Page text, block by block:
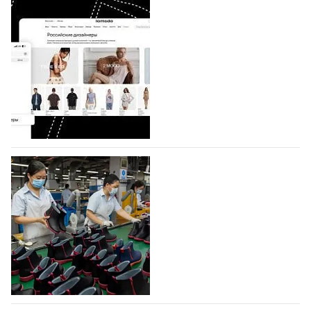
BALLINA представит свои новинки на Euro
Shoes
Компания BALLINA Guangzhou Lihuang Footwear
Co., Ltd., основанная в 2011 году и расположенная в
Гуанчжоу, столице моды Китая, является
профессиональной обувной компанией,
объединяющей разработку, производство и…
07.08.2026 332
На платформе Lamoda - новый раздел и
условия продвижения локальных
дизайнерских марок
Российский маркетплейс Lamoda решил обновить
раздел для продажи продукции локальных
дизайнерских марок одежды, обуви и аксессуаров.
Бренды также получат маркетинговую…
06.08.2026 498